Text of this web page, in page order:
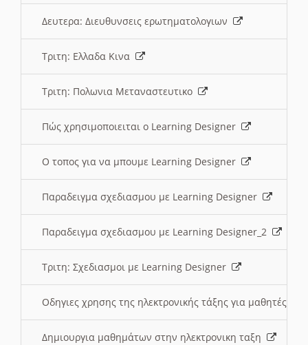
Δευτερα: Διευθυνσεις ερωτηματολογιων
Τριτη: Ελλαδα Κινα
Τριτη: Πολωνια Μεταναστευτικο
Πώς χρησιμοποιειται ο Learning Designer
O τοπος για να μπουμε Learning Designer
Παραδειγμα σχεδιασμου με Learning Designer
Παραδειγμα σχεδιασμου με Learning Designer_2
Τριτη: Σχεδιασμοι με Learning Designer
Οδηγιες χρησης της ηλεκτρονικής τάξης για μαθητές
Δημιουργια μαθημάτων στην ηλεκτρονικη ταξη